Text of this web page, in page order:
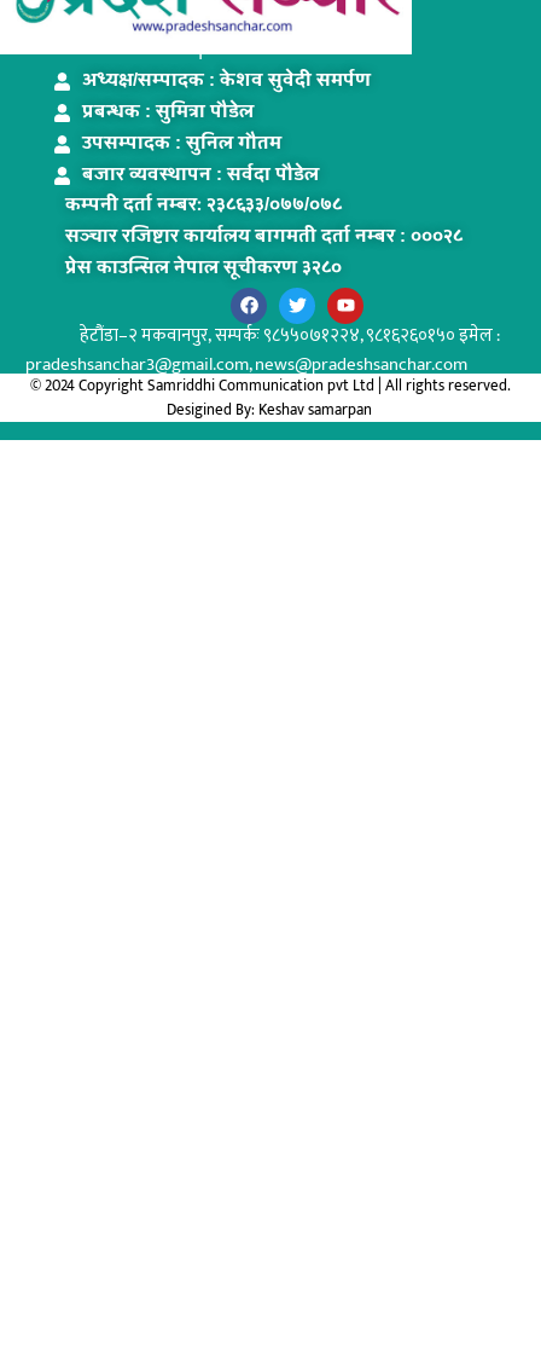
www.pradeshsanchar.com
अध्यक्ष/सम्पादक : केशव सुवेदी समर्पण
प्रबन्धक : सुमित्रा पौडेल
उपसम्पादक : सुनिल गौतम
बजार व्यवस्थापन : सर्वदा पौडेल
कम्पनी दर्ता नम्बरः २३८६३३/०७७/०७८
सञ्चार रजिष्टार कार्यालय बागमती दर्ता नम्बर : ०००२८
प्रेस काउन्सिल नेपाल सूचीकरण ३२८०
हेटौंडा–२ मकवानपुर,सम्पर्कः ९८५५०७१२२४, ९८१६२६०१५० इमेल :
pradeshsanchar3@gmail.com, news@pradeshsanchar.com
© 2024 Copyright Samriddhi Communication pvt Ltd | All rights reserved.
Desigined By:Keshav samarpan